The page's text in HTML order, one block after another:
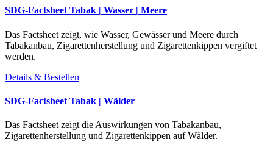
SDG-Factsheet Tabak | Wasser | Meere
Das Factsheet zeigt, wie Wasser, Gewässer und Meere durch
Tabakanbau, Zigarettenherstellung und Zigarettenkippen vergiftet
werden.
Details & Bestellen
SDG-Factsheet Tabak | Wälder
Das Factsheet zeigt die Auswirkungen von Tabakanbau,
Zigarettenherstellung und Zigarettenkippen auf Wälder.